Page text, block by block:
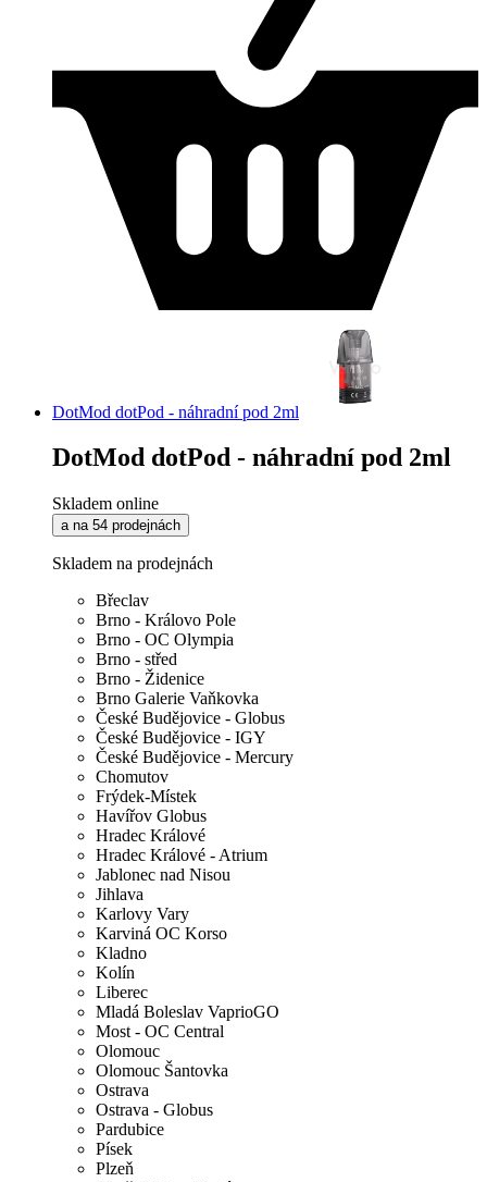
DotMod dotPod - náhradní pod 2ml
DotMod dotPod - náhradní pod 2ml
Skladem online
a na 54 prodejnách
Skladem na prodejnách
Břeclav
Brno - Královo Pole
Brno - OC Olympia
Brno - střed
Brno - Židenice
Brno Galerie Vaňkovka
České Budějovice - Globus
České Budějovice - IGY
České Budějovice - Mercury
Chomutov
Frýdek-Místek
Havířov Globus
Hradec Králové
Hradec Králové - Atrium
Jablonec nad Nisou
Jihlava
Karlovy Vary
Karviná OC Korso
Kladno
Kolín
Liberec
Mladá Boleslav VaprioGO
Most - OC Central
Olomouc
Olomouc Šantovka
Ostrava
Ostrava - Globus
Pardubice
Písek
Plzeň